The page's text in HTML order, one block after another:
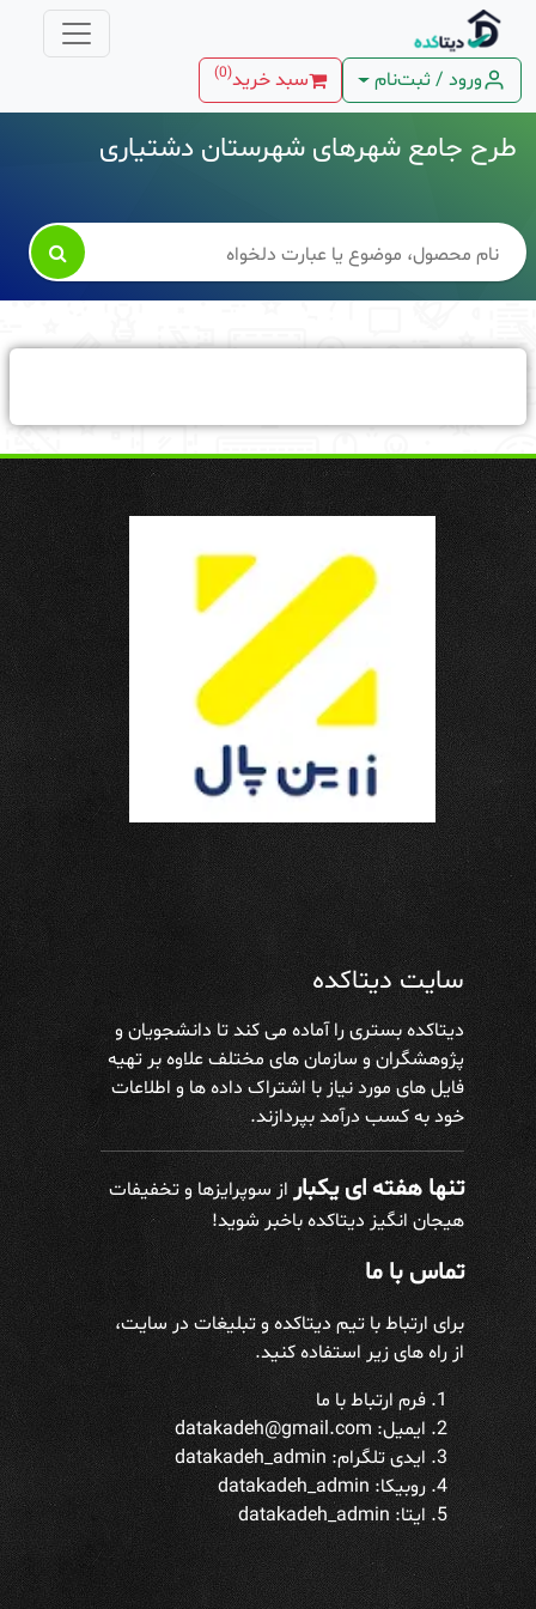
ورود / ثبت‌نام سبد خرید(
0
)
طرح جامع شهرهای شهرستان دشتیاری

سایت دیتاکده
دیتاکده بستری را آماده می کند تا دانشجویان و
پژوهشگران و سازمان های مختلف علاوه بر تهیه
فایل های مورد نیاز با اشتراک داده ها و اطلاعات
خود به کسب درآمد بپردازند.
تنها هفته ای یکباراز سوپرایزها و تخفیفات
هیجان انگیز دیتاکده باخبر شوید!
تماس با ما
برای ارتباط با تیم دیتاکده و تبلیغات در سایت،
از راه های زیر استفاده کنید.
فرم ارتباط با ما
ایمیل: datakadeh@gmail.com
ایدی تلگرام:datakadeh_admin
روبیکا: datakadeh_admin
ایتا: datakadeh_admin